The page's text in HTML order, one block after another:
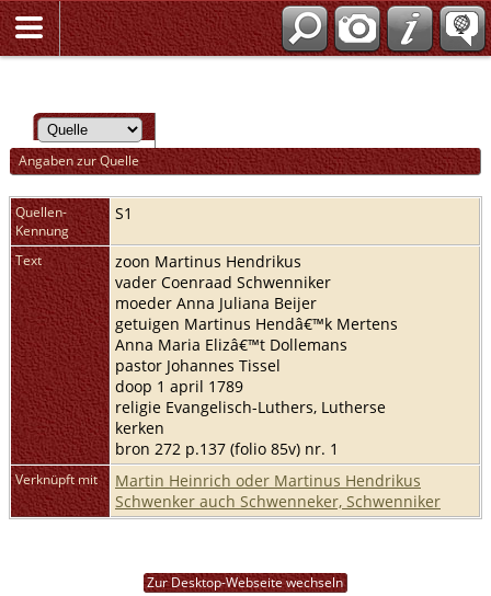
Angaben zur Quelle
Quellen-
Kennung
S1
Text
zoon Martinus Hendrikus
vader Coenraad Schwenniker
moeder Anna Juliana Beijer
getuigen Martinus Hendâ€™k Mertens
Anna Maria Elizâ€™t Dollemans
pastor Johannes Tissel
doop 1 april 1789
religie Evangelisch-Luthers, Lutherse
kerken
bron 272 p.137 (folio 85v) nr. 1
Verknüpft mit
Martin Heinrich oder Martinus Hendrikus
Schwenker auch Schwenneker, Schwenniker
Zur Desktop-Webseite wechseln